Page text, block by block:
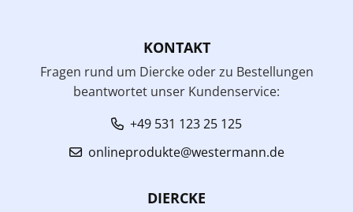
KONTAKT
Fragen rund um Diercke oder zu Bestellungen
beantwortet unser Kundenservice:
+49 531 123 25 125
onlineprodukte@westermann.de
DIERCKE